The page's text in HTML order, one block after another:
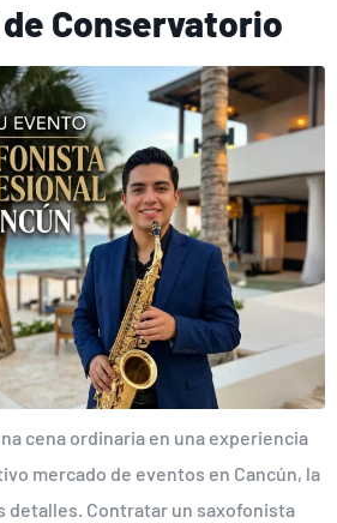
Conservatorio
cena ordinaria en una experiencia
mercado de eventos en Cancún, la
detalles. Contratar un saxofonista